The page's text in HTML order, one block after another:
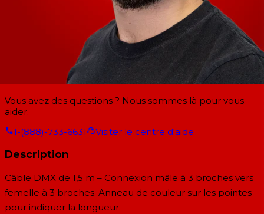
Vous avez des questions ? Nous sommes là pour vous
aider.
1-(888)-733-6631
Visiter le centre d'aide
Description
Câble DMX de 1,5 m – Connexion mâle à 3 broches vers
femelle à 3 broches. Anneau de couleur sur les pointes
pour indiquer la longueur.